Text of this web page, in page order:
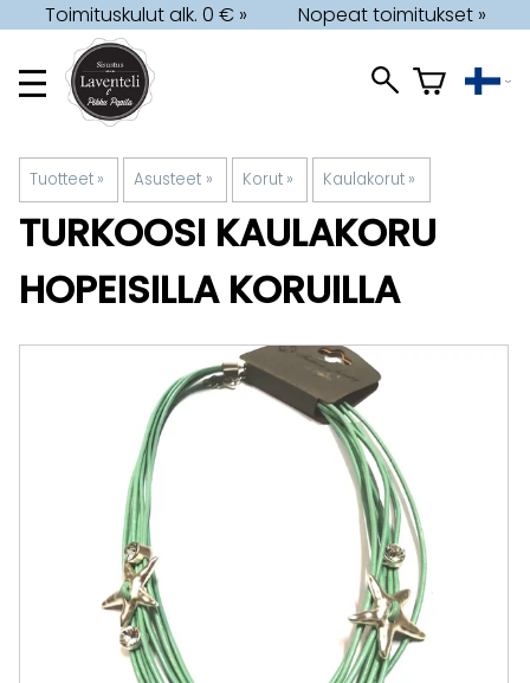
Toimituskulut alk. 0 € » Nopeat toimitukset »
Tuotteet ‪» Asusteet ‪» Korut ‪» Kaulakorut ‪»
TURKOOSI KAULAKORU
HOPEISILLA KORUILLA